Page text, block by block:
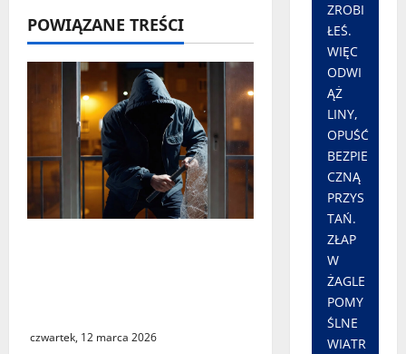
s
y
POWIĄZANE TREŚCI
czwartek, 12 marca 2026
ZROBI
ŁEŚ.
WIĘC
ODWI
ĄŻ
LINY,
OPUŚĆ
BEZPIE
CZNĄ
PRZYS
TAŃ.
ZŁAP
W
ŻAGLE
POMY
ŚLNE
WIATR